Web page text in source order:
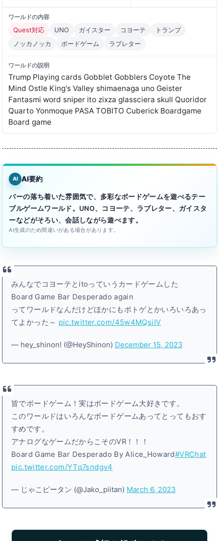
ワールドの内容
Quest対応 UNO ガイスター コヨーテ
トランプ
ノッカノッカ
ボードゲーム ラブレター
ワールドの説明
Trump Playing cards Gobblet Gobblers Coyote The
Mind Ostle King's Valley shimaenaga uno Geister
Fantasmi word sniper ito zixza glassciera skull Quoridor
Quarto Yonmoque PASA TOBITO Cuberick Boardgame
Board game
AI AI要約
バーの落ち着いた雰囲気で、多彩なボードゲームを遊べるテー
ブルゲームワールド。UNO、コヨーテ、ラブレター、ガイスタ
ーなどがそろい、会話しながら遊べます。
AI生成のため間違いがある場合があります。
みんなでコヨーテとitoっていうカードゲームした
Board Game Bar Desperado again
ってワールドなんだけどほかにもボトゲとかいろいろあっ
てよかった～ pic.twitter.com/45w4MQsiIV
— hey_shinon! (@HeyShinon) December 15, 2023
皆でボードゲーム！実はボードゲーム大好きです。
このワールドはいろんなボードゲームあってとってもおす
すめです。
アナログなゲームだからこそのVR！！！
Board Game Bar Desperado By Alice_Howard#VRChat
pic.twitter.com/YTq7sndgv4
— じゃこピータン (@Jako_piitan) March 6, 2023